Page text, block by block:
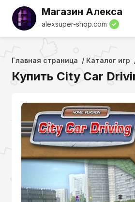
Магазин Алекса
alexsuper-shop.com
Главная страница Каталог игр
Купить City Car